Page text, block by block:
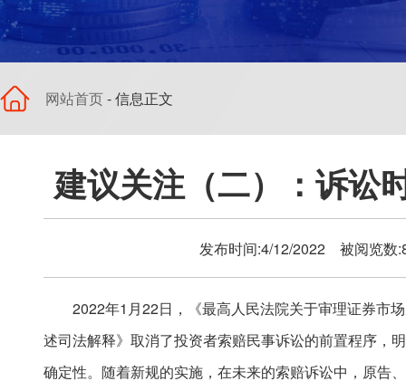
网站首页- 信息正文
建议关注（二）：诉讼
发布时间:4/12/2022 被阅览数
2022年1月22日，《最高人民法院关于审理证券市
述司法解释》取消了投资者索赔民事诉讼的前置程序，
确定性。随着新规的实施，在未来的索赔诉讼中，原告